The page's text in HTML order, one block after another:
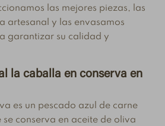
las mejores piezas, las
artesanal y las envasamos
garantizar su calidad y
la caballa en conserva en
es un pescado azul de carne
conserva en aceite de oliva